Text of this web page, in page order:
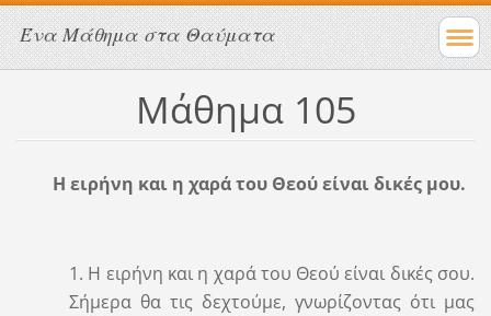
Ένα Μάθημα στα Θαύματα
Μάθημα 105
Η ειρήνη και η χαρά του Θεού είναι δικές μου.
1. Η ειρήνη και η χαρά του Θεού είναι δικές σου.
Σήμερα θα τις δεχτούμε, γνωρίζοντας ότι μας